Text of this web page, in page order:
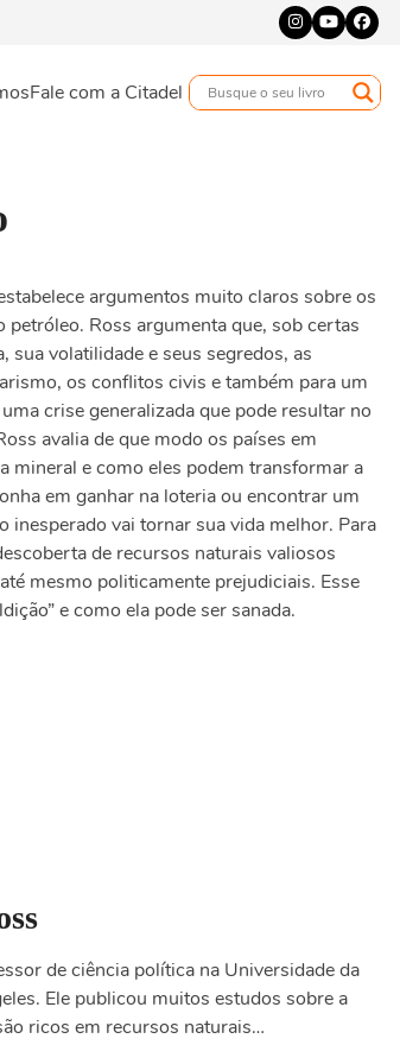
Instagram
YouTube
Fale com a Citadel
argumentos muito claros sobre os
Ross argumenta que, sob certas
sua volatilidade e seus segredos, as
os conflitos civis e também para um
crise generalizada que pode resultar no
avalia de que modo os países em
mineral e como eles podem transformar a
em ganhar na loteria ou encontrar um
vai tornar sua vida melhor. Para
de recursos naturais valiosos
mesmo politicamente prejudiciais. Esse
e como ela pode ser sanada.
de ciência política na Universidade da
Ele publicou muitos estudos sobre a
ricos em recursos naturais…